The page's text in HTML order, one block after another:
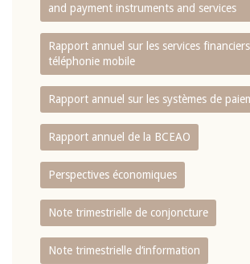
and payment instruments and services
Rapport annuel sur les services
téléphonie mobile
Rapport annuel sur les systèmes de
Rapport annuel de la BCEAO
Perspectives économiques
Note trimestrielle de conjoncture
Note trimestrielle d‘information